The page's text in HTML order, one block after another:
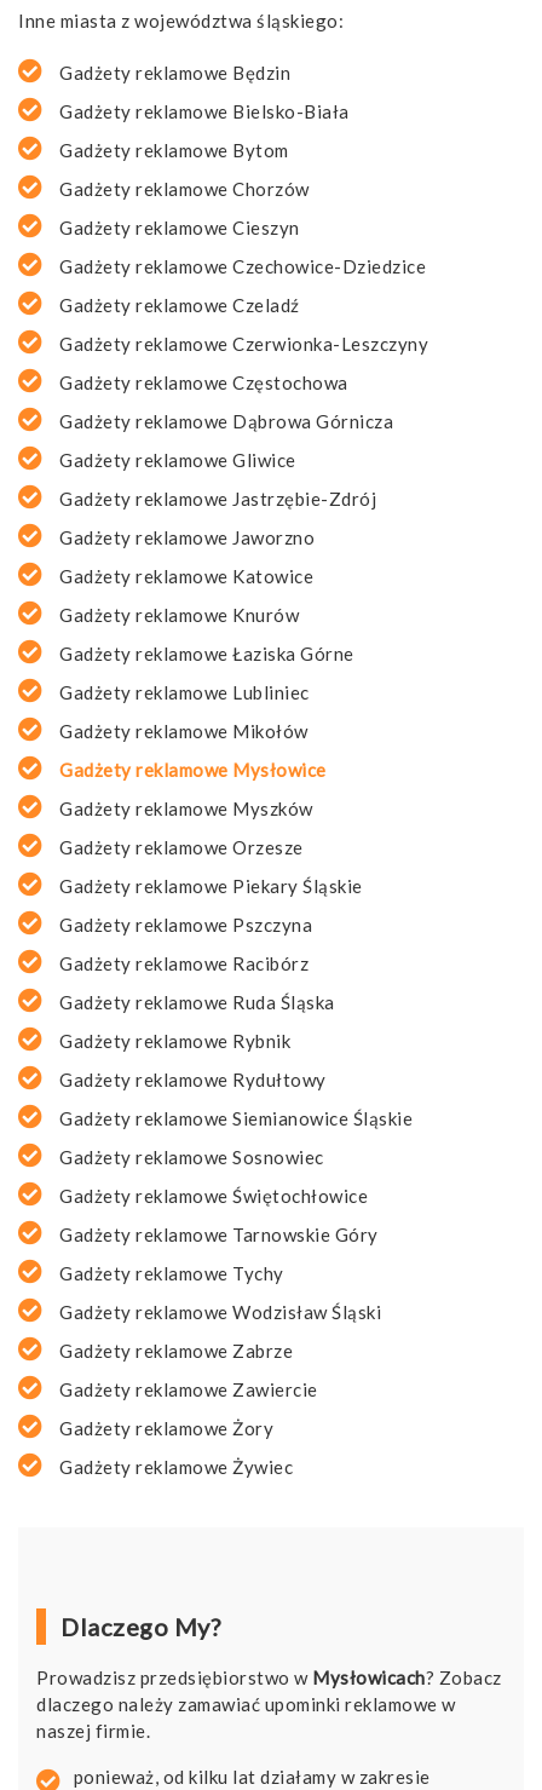
Inne miasta z województwa śląskiego:
Gadżety reklamowe Będzin
Gadżety reklamowe Bielsko-Biała
Gadżety reklamowe Bytom
Gadżety reklamowe Chorzów
Gadżety reklamowe Cieszyn
Gadżety reklamowe Czechowice-Dziedzice
Gadżety reklamowe Czeladź
Gadżety reklamowe Czerwionka-Leszczyny
Gadżety reklamowe Częstochowa
Gadżety reklamowe Dąbrowa Górnicza
Gadżety reklamowe Gliwice
Gadżety reklamowe Jastrzębie-Zdrój
Gadżety reklamowe Jaworzno
Gadżety reklamowe Katowice
Gadżety reklamowe Knurów
Gadżety reklamowe Łaziska Górne
Gadżety reklamowe Lubliniec
Gadżety reklamowe Mikołów
Gadżety reklamowe Mysłowice
Gadżety reklamowe Myszków
Gadżety reklamowe Orzesze
Gadżety reklamowe Piekary Śląskie
Gadżety reklamowe Pszczyna
Gadżety reklamowe Racibórz
Gadżety reklamowe Ruda Śląska
Gadżety reklamowe Rybnik
Gadżety reklamowe Rydułtowy
Gadżety reklamowe Siemianowice Śląskie
Gadżety reklamowe Sosnowiec
Gadżety reklamowe Świętochłowice
Gadżety reklamowe Tarnowskie Góry
Gadżety reklamowe Tychy
Gadżety reklamowe Wodzisław Śląski
Gadżety reklamowe Zabrze
Gadżety reklamowe Zawiercie
Gadżety reklamowe Żory
Gadżety reklamowe Żywiec
Dlaczego My?
Prowadzisz przedsiębiorstwo w Mysłowicach? Zobacz
dlaczego należy zamawiać upominki reklamowe w
naszej firmie.
ponieważ, od kilku lat działamy w zakresie